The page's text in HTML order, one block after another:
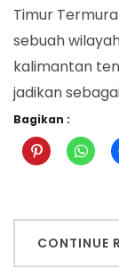
Timur
sebuah
kalimantan
jadikan
Bagikan :
CONTINUE